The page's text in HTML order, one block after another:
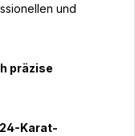
und
präzise
Karat-